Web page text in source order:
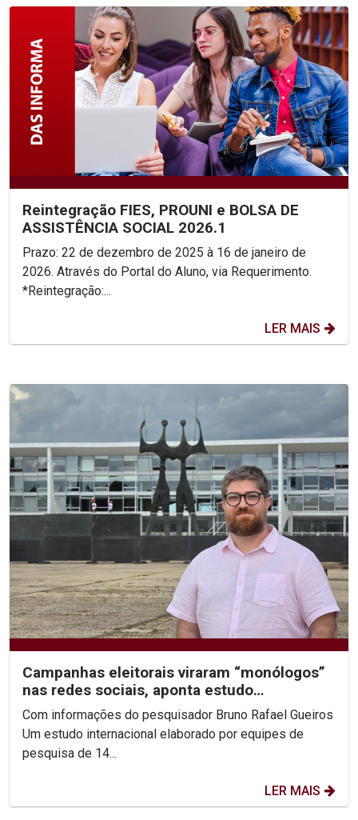
Reintegração FIES, PROUNI e BOLSA DE
ASSISTÊNCIA SOCIAL 2026.1
Prazo: 22 de dezembro de 2025 à 16 de janeiro de
2026. Através do Portal do Aluno, via Requerimento.
*Reintegração:...
LER MAIS
Campanhas eleitorais viraram “monólogos”
nas redes sociais, aponta estudo
internacional com dados...
Com informações do pesquisador Bruno Rafael Gueiros
Um estudo internacional elaborado por equipes de
pesquisa de 14...
LER MAIS